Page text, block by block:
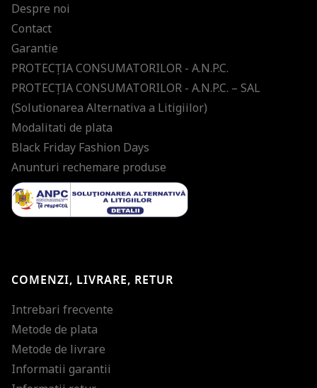
Despre noi
Contact
Garantie
PROTECŢIA CONSUMATORILOR - A.N.P.C.
PROTECŢIA CONSUMATORILOR - A.N.P.C. – SAL
(Solutionarea Alternativa a Litigiilor)
Modalitati de plata
Black Friday Fashion Days
Anunturi rechemare produse
COMENZI, LIVRARE, RETUR
Intrebari frecvente
Metode de plata
Metode de livrare
Informatii garantii